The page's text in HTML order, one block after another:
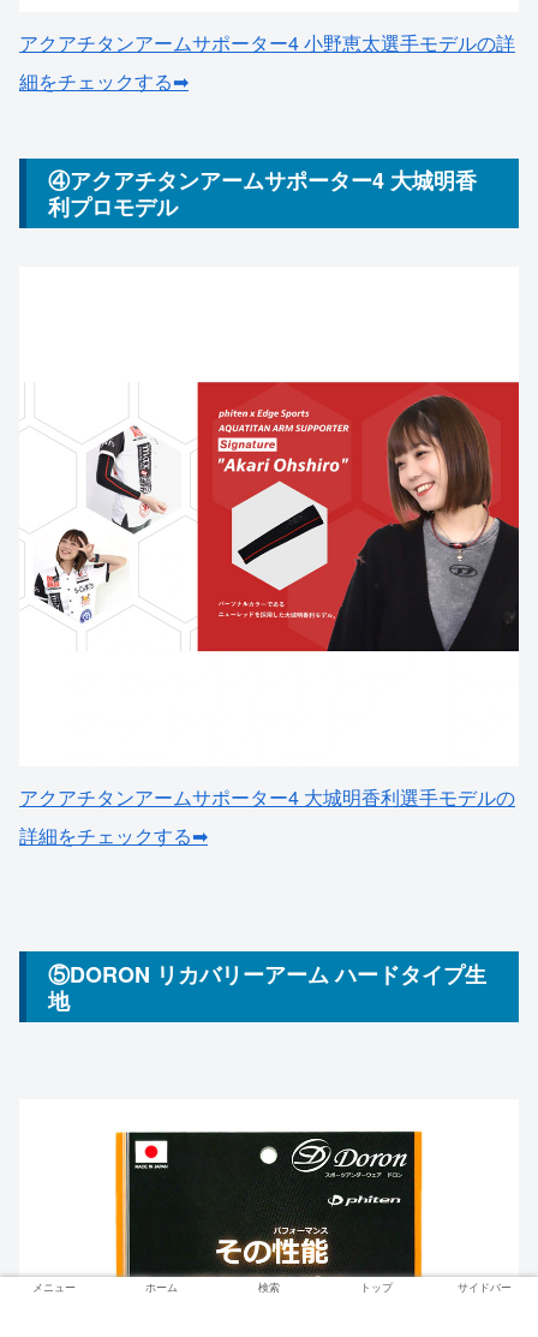
アクアチタンアームサポーター4 小野恵太選手モデルの詳
細をチェックする➡
④アクアチタンアームサポーター4 大城明香
利プロモデル
アクアチタンアームサポーター4 大城明香利選手モデルの
詳細をチェックする➡
⑤DORON リカバリーアーム ハードタイプ生
地
メニュー ホーム 検索 トップ サイドバー